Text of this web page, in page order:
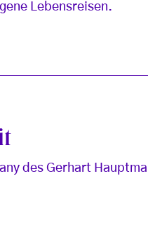
Lebensreisen.
des Gerhart